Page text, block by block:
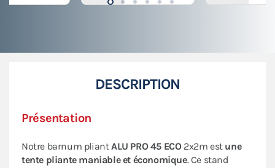
DESCRIPTION
Présentation
Notre barnum pliantALU PRO 45 ECO2x2m est une
tente pliante maniable et économique. Ce stand